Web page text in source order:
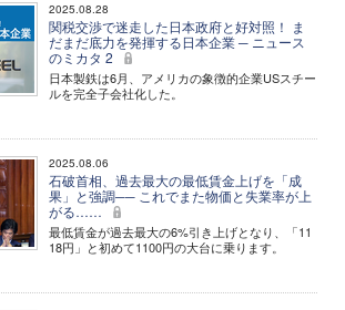
2025.08.28
関税交渉で迷走した日本政府と好対照！ ま
だまだ底力を発揮する日本企業 ─ ニュース
のミカタ 2
日本製鉄は6月、アメリカの象徴的企業USスチー
ルを完全子会社化した。
2025.08.06
石破首相、過去最大の最低賃金上げを「成
果」と強調── これでまた物価と失業率が上
がる……
最低賃金が過去最大の6%引き上げとなり、「11
18円」と初めて1100円の大台に乗ります。